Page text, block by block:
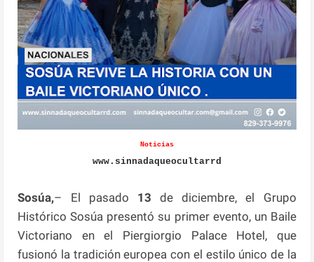
Noticias
www.sinnadaqueocultarrd
Sosúa,– El pasado 13de diciembre, el Grupo
Histórico Sosúa presentó su primer evento, un Baile
Victoriano en el Piergiorgio Palace Hotel, que
fusionó la tradición europea con el estilo único de la